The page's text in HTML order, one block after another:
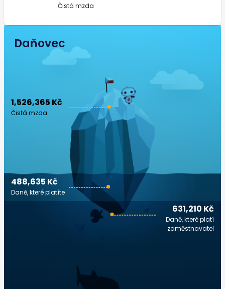
Čistá mzda
Daňovec
1,526,365 Kč
Čistá mzda
631,210 Kč
Daně, které platí
zaměstnavatel
488,635 Kč
Daně, které platíte